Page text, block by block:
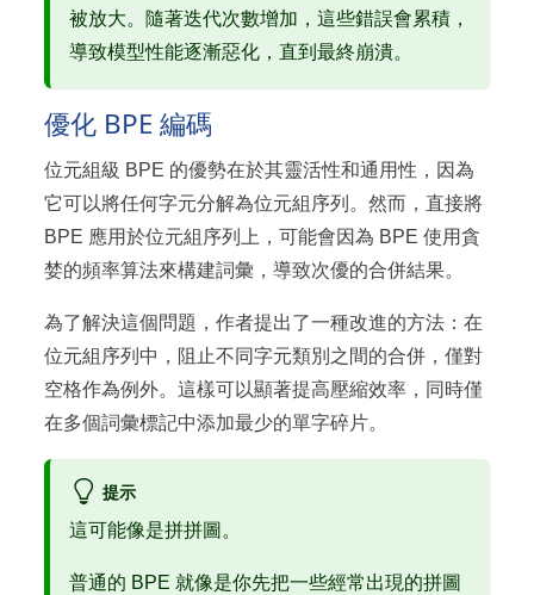
被放大。隨著迭代次數增加，這些錯誤會累積，
導致模型性能逐漸惡化，直到最終崩潰。
優化 BPE 編碼
位元組級 BPE 的優勢在於其靈活性和通用性，因為
它可以將任何字元分解為位元組序列。然而，直接將
BPE 應用於位元組序列上，可能會因為 BPE 使用貪
婪的頻率算法來構建詞彙，導致次優的合併結果。
為了解決這個問題，作者提出了一種改進的方法：在
位元組序列中，阻止不同字元類別之間的合併，僅對
空格作為例外。這樣可以顯著提高壓縮效率，同時僅
在多個詞彙標記中添加最少的單字碎片。
提示
這可能像是拼拼圖。
普通的 BPE 就像是你先把一些經常出現的拼圖